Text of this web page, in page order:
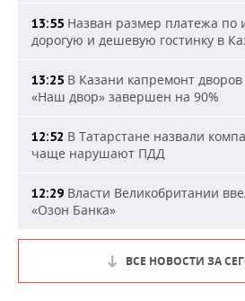
13:55 Назван размер платежа по
дорогую и дешевую гостинку в
13:25 В Казани капремонт
«Наш двор» завершен на 90%
12:52 В Татарстане назвали
чаще нарушают ПДД
12:29 Власти Великобритании
«Озон Банка»
ВСЕ НОВОСТИ ЗА